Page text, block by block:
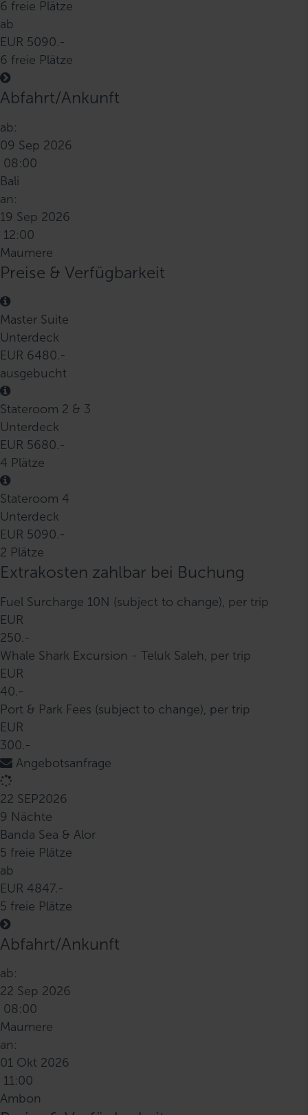
6 freie Plätze
ab
EUR 5090.-
6 freie Plätze
Abfahrt/Ankunft
ab:
09 Sep 2026
08:00
Bali
an:
19 Sep 2026
12:00
Maumere
Preise & Verfügbarkeit
Master Suite
Unterdeck
EUR 6480.-
ausgebucht
Stateroom 2 & 3
Unterdeck
EUR 5680.-
4 Plätze
Stateroom 4
Unterdeck
EUR 5090.-
2 Plätze
Extrakosten zahlbar bei Buchung
Fuel Surcharge 10N (subject to change), per trip
EUR
250.-
Whale Shark Excursion - Teluk Saleh, per trip
EUR
40.-
Port & Park Fees (subject to change), per trip
EUR
300.-
Angebotsanfrage
22 SEP2026
9 Nächte
Banda Sea & Alor
5 freie Plätze
ab
EUR 4847.-
5 freie Plätze
Abfahrt/Ankunft
ab:
22 Sep 2026
08:00
Maumere
an:
01 Okt 2026
11:00
Ambon